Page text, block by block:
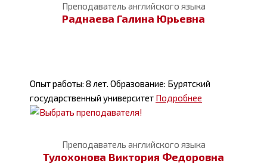
Преподаватель английского языка
Раднаева Галина Юрьевна
Опыт работы: 8 лет. Образование: Бурятский
государственный университет Подробнее
Преподаватель английского языка
Тулохонова Виктория Федоровна